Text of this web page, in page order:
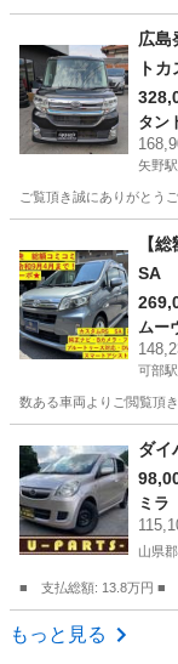
河
広島
ト
タン
矢野駅
ご覧頂き誠にありがとう
矢
【
SA
ナ
ス
マ
ムー
可部駅
数ある車両よりご閲覧頂
可部
ダイ
ミラ
山県郡
■ 支払総額: 13.8万円
広島 山県郡
もっと見る